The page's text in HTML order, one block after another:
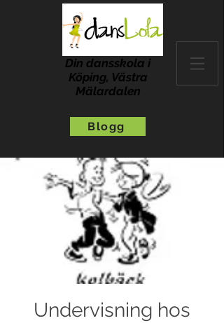
Din dansskola i
Köping, Västra
Mälardalen
Blogg
Undervisning hos